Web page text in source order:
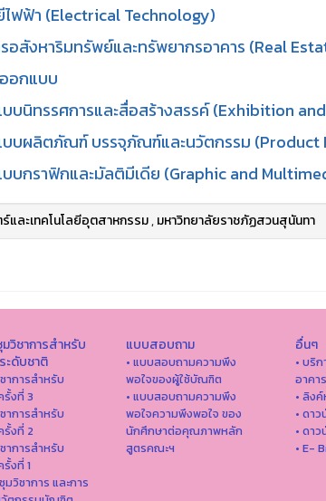
ไฟฟ้า (Electrical Technology)
อสังหาริมทรัพย์และทรัพยากรอาคาร (Real
อกแบบ
บนิทรรศการและสื่อสร้างสรรค์ (Exhibition
บบผลิตภัณฑ์ บรรจุภัณฑ์และนวัตกรรม (Product
บกราฟิกและมัลติมีเดีย (Graphic and
ละเทคโนโลยีอุตสาหกรรม,มหาวิทยาลัยราชภัฏสวนสุนันทา
วิชาการสำหรับ
ะดับชาติ
าการสำหรับ
งที่ 3
าการสำหรับ
งที่ 2
าการสำหรับ
งที่ 1
มวิชาการ และการ
แบบสอบถาม
• แบบสอบถามความพึง
พอใจของผู้ใช้บัณฑิต
• แบบสอบถามความพึง
พอใจความพึงพอใจ ของ
นักศึกษาต่อคุณภาพหลัก
สูตรคณะฯ
อื่นๆ
• บริ
อาคา
• ลิง
• ดา
• ดา
• E-